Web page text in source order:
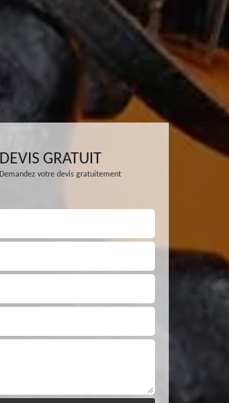
DEVIS GRATUIT
Demandez votre devis gratuitement